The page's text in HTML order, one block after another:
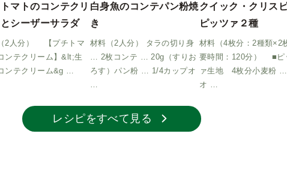
マトのコンテクリ
シーザーサラダ
2人分） 【プチトマ
ンテクリーム】&lt;生
ンテクリーム&g …
白身魚のコンテパン粉焼
き
材料（2人分） タラの切り身
… 2枚コンテ … 20g（すりお
ろす）パン粉 … 1/4カップオ
クイック・クリスピ
ピッツァ２種
材料（4枚分：2種類×2
要時間：120分） ■ピ
ァ生地 4枚分小麦粉
オ …
レシピをすべて見る